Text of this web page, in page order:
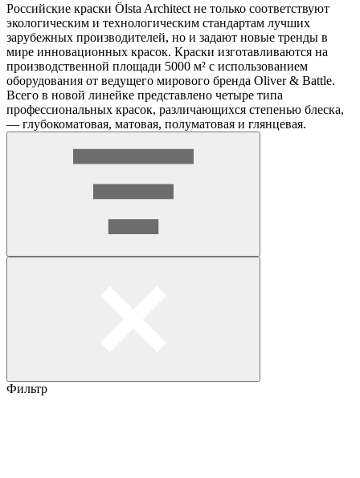
Российские краски Ölsta Architect не только соответствуют
экологическим и технологическим стандартам лучших
зарубежных производителей, но и задают новые тренды в
мире инновационных красок. Краски изготавливаются на
производственной площади 5000 м² с использованием
оборудования от ведущего мирового бренда Oliver & Battle.
Всего в новой линейке представлено четыре типа
профессиональных красок, различающихся степенью блеска,
— глубокоматовая, матовая, полуматовая и глянцевая.
Фильтр